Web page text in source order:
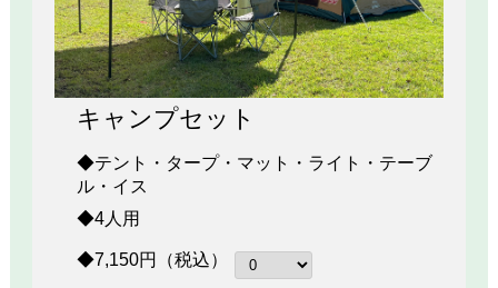
キャンプセット
◆テント・タープ・マット・ライト・テーブ
ル・イス
◆4人用
◆7,150円（税込）